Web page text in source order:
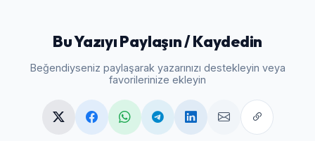
Bu Yazıyı Paylaşın / Kaydedin
Beğendiyseniz paylaşarak yazarınızı destekleyin veya
favorilerinize ekleyin